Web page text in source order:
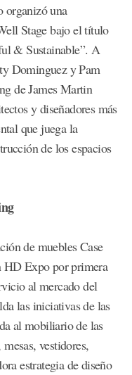
organizó una
Stage bajo el título
& Sustainable”. A
Dominguez y Pam
de James Martin
y diseñadores más
que juega la
de los espacios
de muebles Case
HD Expo por primera
al mercado del
las iniciativas de las
al mobiliario de las
vestidores,
estrategia de diseño